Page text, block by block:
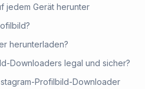
jedem Gerät herunter
herunterladen?
Downloaders legal und sicher?
Profilbild-Downloader